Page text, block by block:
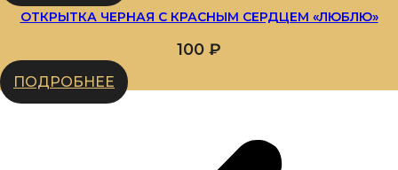
ОТКРЫТКА ЧЕРНАЯ С КРАСНЫМ СЕРДЦЕМ «ЛЮБЛЮ»
100 ₽
ПОДРОБНЕЕ